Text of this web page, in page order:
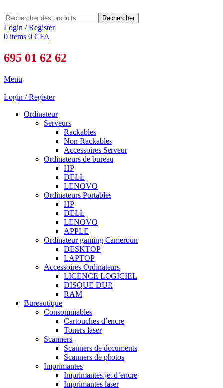
Rechercher
Login / Register
0 items 0 CFA
695 01 62 62
Menu
Login / Register
Ordinateur
Serveurs
Rackables
Non Rackables
Accessoires Serveur
Ordinateurs de bureau
HP
DELL
LENOVO
Ordinateurs Portables
HP
DELL
LENOVO
APPLE
Ordinateur gaming Cameroun
DESKTOP
LAPTOP
Accessoires Ordinateurs
LICENCE LOGICIEL
DISQUE DUR
RAM
Bureautique
Consommables
Cartouches d’encre
Toners laser
Scanners
Scanners de documents
Scanners de photos
Imprimantes
Imprimantes jet d’encre
Imprimantes laser